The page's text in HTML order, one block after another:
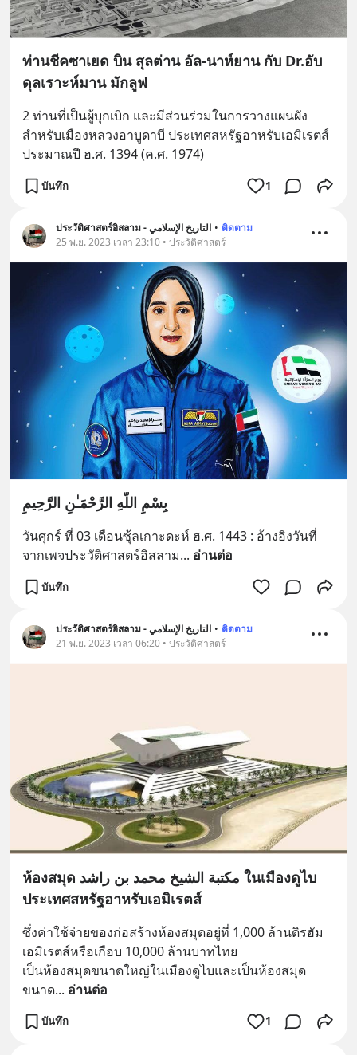
ท่านชีคซาเยด บิน สุลต่าน อัล-นาห์ยาน กับ Dr.อับ
ดุลเราะห์มาน มักลูฟ
2 ท่านที่เป็นผู้บุกเบิก และมีส่วนร่วมในการวางแผนผัง
สำหรับเมืองหลวงอาบูดาบี ประเทศสหรัฐอาหรับเอมิเรตส์
ประมาณปี ฮ.ศ. 1394 (ค.ศ. 1974)
บันทึก 1
ประวัติศาสตร์อิสลาม - التاريخ الإسلامي • ติดตาม
25 พ.ย. 2023 เวลา 23:10 • ประวัติศาสตร์
‎بِسْمِ اللَّهِ الرَّحْمَـٰنِ الرَّحِيمِ
วันศุกร์ ที่ 03 เดือนซุ้ลเกาะดะห์ ฮ.ศ. 1443 : อ้างอิงวันที่
จากเพจประวัติศาสตร์อิสลาม... อ่านต่อ
บันทึก
ประวัติศาสตร์อิสลาม - التاريخ الإسلامي • ติดตาม
21 พ.ย. 2023 เวลา 06:20 • ประวัติศาสตร์
ห้องสมุด مكتبة الشيخ محمد بن راشد ในเมืองดูไบ
ประเทศสหรัฐอาหรับเอมิเรตส์
ซึ่งค่าใช้จ่ายของก่อสร้างห้องสมุดอยู่ที่ 1,000 ล้านดิรฮัม
เอมิเรตส์หรือเกือบ 10,000 ล้านบาทไทย
เป็นห้องสมุดขนาดใหญ่ในเมืองดูไบและเป็นห้องสมุด
ขนาด... อ่านต่อ
บันทึก 1